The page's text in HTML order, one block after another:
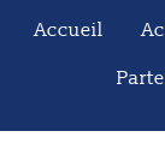
Accueil